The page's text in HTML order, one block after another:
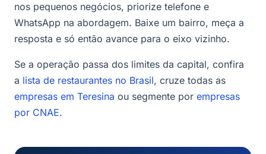
nos pequenos negócios, priorize telefone e
WhatsApp na abordagem. Baixe um bairro, meça a
resposta e só então avance para o eixo vizinho.
Se a operação passa dos limites da capital, confira
a lista de restaurantes no Brasil, cruze todas as
empresas em Teresina ou segmente por empresas
por CNAE.